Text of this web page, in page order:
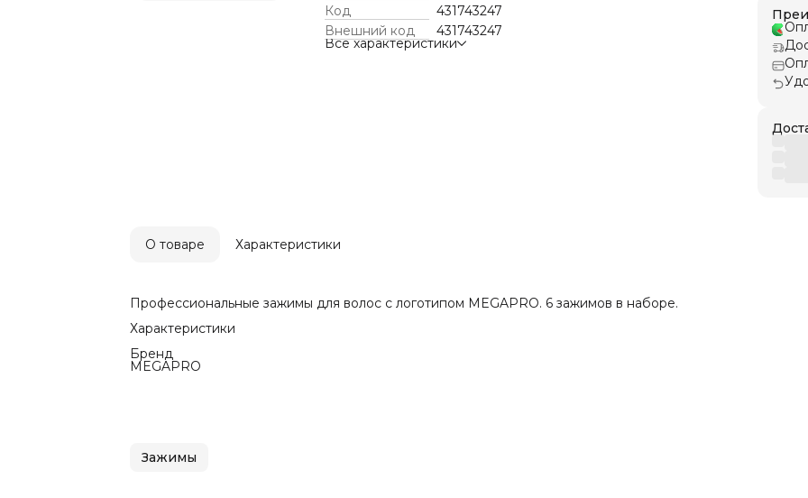
Код
431743247
Внешний код
431743247
Все характеристики
О товаре Характеристики
Профессиональные зажимы для волос с логотипом MEGAPRO. 6 зажимов в наборе.
Характеристики
Бренд
MEGAPRO
Зажимы